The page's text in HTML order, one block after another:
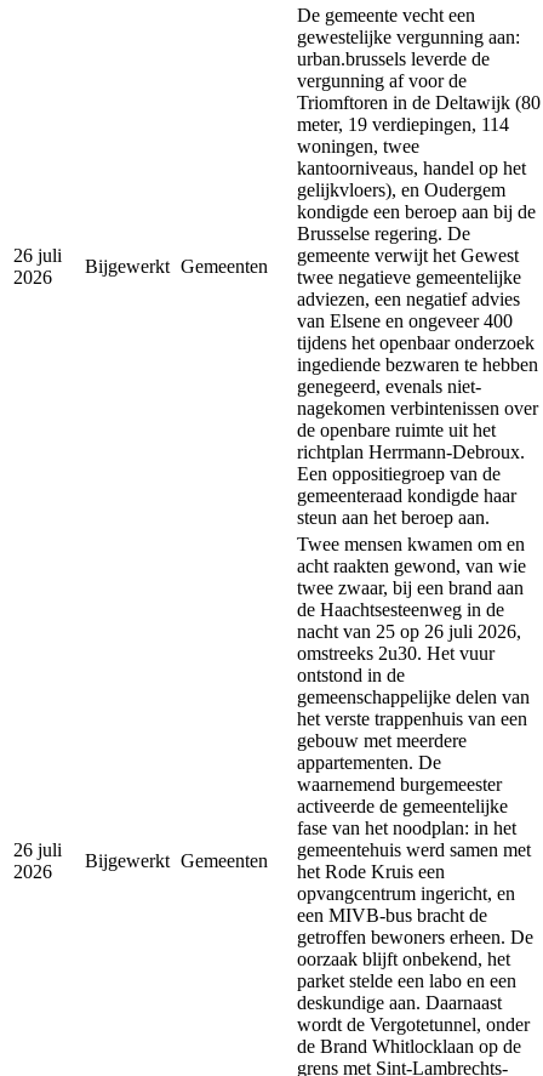
26 juli
2026
Bijgewerkt Gemeenten
De gemeente vecht een
gewestelijke vergunning aan:
urban.brussels leverde de
vergunning af voor de
Triomftoren in de Deltawijk (80
meter, 19 verdiepingen, 114
woningen, twee
kantoorniveaus, handel op het
gelijkvloers), en Oudergem
kondigde een beroep aan bij de
Brusselse regering. De
gemeente verwijt het Gewest
twee negatieve gemeentelijke
adviezen, een negatief advies
van Elsene en ongeveer 400
tijdens het openbaar onderzoek
ingediende bezwaren te hebben
genegeerd, evenals niet-
nagekomen verbintenissen over
de openbare ruimte uit het
richtplan Herrmann-Debroux.
Een oppositiegroep van de
gemeenteraad kondigde haar
steun aan het beroep aan.
26 juli
2026
Bijgewerkt Gemeenten
Twee mensen kwamen om en
acht raakten gewond, van wie
twee zwaar, bij een brand aan
de Haachtsesteenweg in de
nacht van 25 op 26 juli 2026,
omstreeks 2u30. Het vuur
ontstond in de
gemeenschappelijke delen van
het verste trappenhuis van een
gebouw met meerdere
appartementen. De
waarnemend burgemeester
activeerde de gemeentelijke
fase van het noodplan: in het
gemeentehuis werd samen met
het Rode Kruis een
opvangcentrum ingericht, en
een MIVB-bus bracht de
getroffen bewoners erheen. De
oorzaak blijft onbekend, het
parket stelde een labo en een
deskundige aan. Daarnaast
wordt de Vergotetunnel, onder
de Brand Whitlocklaan op de
grens met Sint-Lambrechts-